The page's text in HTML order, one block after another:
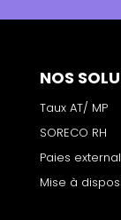
NOS
Taux AT/ MP
SORECO RH
Paies
Mise à